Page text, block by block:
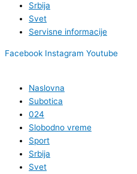
Srbija
Svet
Servisne informacije
Facebook Instagram Youtube
Naslovna
Subotica
024
Slobodno vreme
Sport
Srbija
Svet